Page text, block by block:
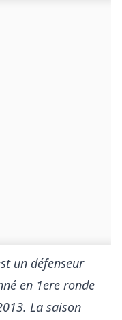
un défenseur
en 1ere ronde
La saison